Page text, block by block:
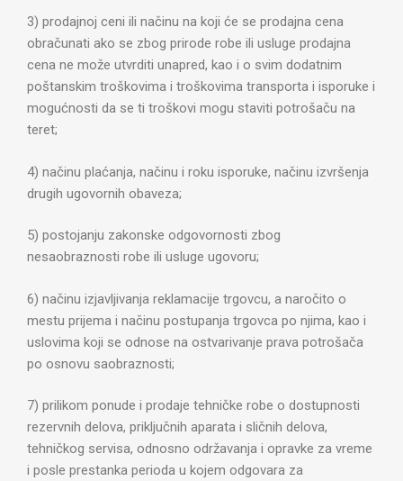
3) prodajnoj ceni ili načinu na koji će se prodajna cena
obračunati ako se zbog prirode robe ili usluge prodajna
cena ne može utvrditi unapred, kao i o svim dodatnim
poštanskim troškovima i troškovima transporta i isporuke i
mogućnosti da se ti troškovi mogu staviti potrošaču na
teret;
4) načinu plaćanja, načinu i roku isporuke, načinu izvršenja
drugih ugovornih obaveza;
5) postojanju zakonske odgovornosti zbog
nesaobraznosti robe ili usluge ugovoru;
6) načinu izjavljivanja reklamacije trgovcu, a naročito o
mestu prijema i načinu postupanja trgovca po njima, kao i
uslovima koji se odnose na ostvarivanje prava potrošača
po osnovu saobraznosti;
7) prilikom ponude i prodaje tehničke robe o dostupnosti
rezervnih delova, priključnih aparata i sličnih delova,
tehničkog servisa, odnosno održavanja i opravke za vreme
i posle prestanka perioda u kojem odgovara za